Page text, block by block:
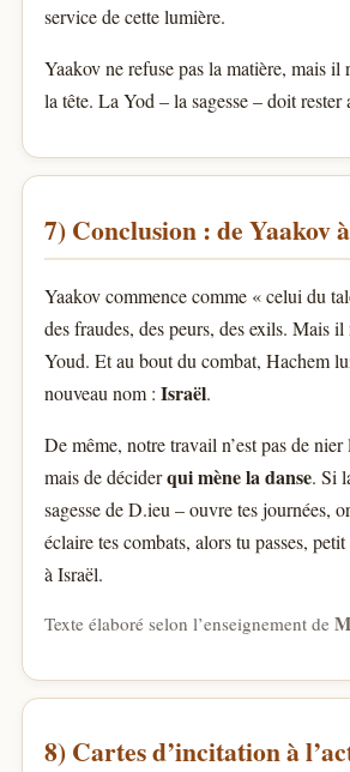
service de cette lumière.
Yaakov ne refuse pas la matière, mais il
la tête. La Yod – la sagesse – doit rester
7) Conclusion : de Yaakov
Yaakov commence comme « celui du
des fraudes, des peurs, des exils. Mais il
Youd. Et au bout du combat, Hachem
nouveau nom : Israël.
De même, notre travail n’est pas de
mais de déciderqui mène la danse. Si
sagesse de D.ieu – ouvre tes journées,
éclaire tes combats, alors tu passes,
à Israël.
Texte élaboré selon l’enseignement de
8) Cartes d’incitation à